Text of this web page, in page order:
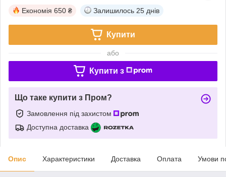
Економія 650 ₴ Залишилось 25 днів
Купити
або
Купити з
Що таке купити з Пром?
Замовлення під захистом
Доступна доставка
Опис Характеристики Доставка Оплата Умови